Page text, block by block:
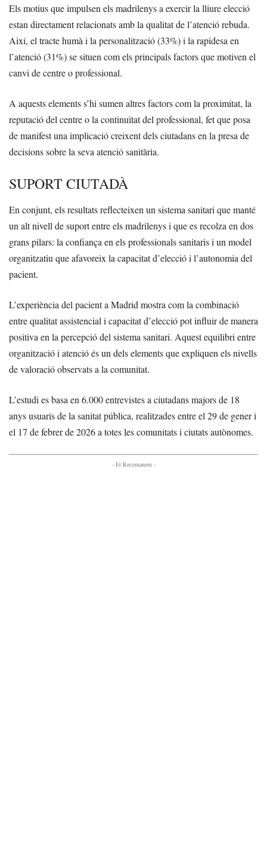
Els motius que impulsen els madrilenys a exercir la lliure elecció
estan directament relacionats amb la qualitat de l’atenció rebuda.
Així, el tracte humà i la personalització (33%) i la rapidesa en
l’atenció (31%) se situen com els principals factors que motiven el
canvi de centre o professional.
A aquests elements s’hi sumen altres factors com la proximitat, la
reputació del centre o la continuïtat del professional, fet que posa
de manifest una implicació creixent dels ciutadans en la presa de
decisions sobre la seva atenció sanitària.
SUPORT CIUTADÀ
En conjunt, els resultats reflecteixen un sistema sanitari que manté
un alt nivell de suport entre els madrilenys i que es recolza en dos
grans pilars: la confiança en els professionals sanitaris i un model
organitzatiu que afavoreix la capacitat d’elecció i l’autonomia del
pacient.
L’experiència del pacient a Madrid mostra com la combinació
entre qualitat assistencial i capacitat d’elecció pot influir de manera
positiva en la percepció del sistema sanitari. Aquest equilibri entre
organització i atenció és un dels elements que expliquen els nivells
de valoració observats a la comunitat.
L’estudi es basa en 6.000 entrevistes a ciutadans majors de 18
anys usuaris de la sanitat pública, realitzades entre el 29 de gener i
el 17 de febrer de 2026 a totes les comunitats i ciutats autònomes.
- Et Recomanem -